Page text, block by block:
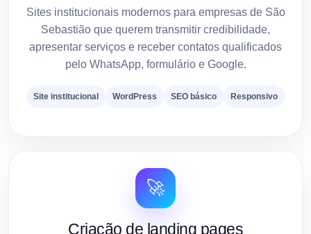
Sites institucionais modernos para empresas de São
Sebastião que querem transmitir credibilidade,
apresentar serviços e receber contatos qualificados
pelo WhatsApp, formulário e Google.
Site institucional WordPress SEO básico Responsivo
🚀
Criação de landing pages